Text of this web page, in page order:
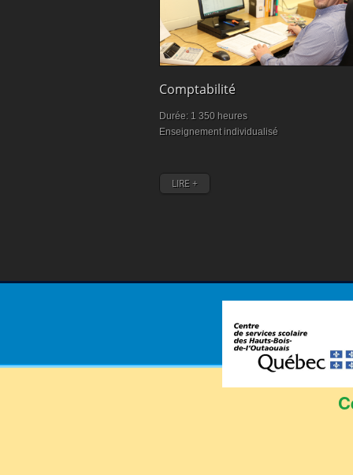
Comptabilité
Durée: 1 350 heures
Enseignement individualisé
LIRE +